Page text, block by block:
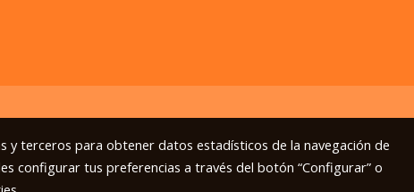
y terceros para obtener datos estadísticos de la navegación de
configurar tus preferencias a través del botón “Configurar” o